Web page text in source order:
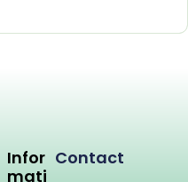
Infor
Mati
Contact